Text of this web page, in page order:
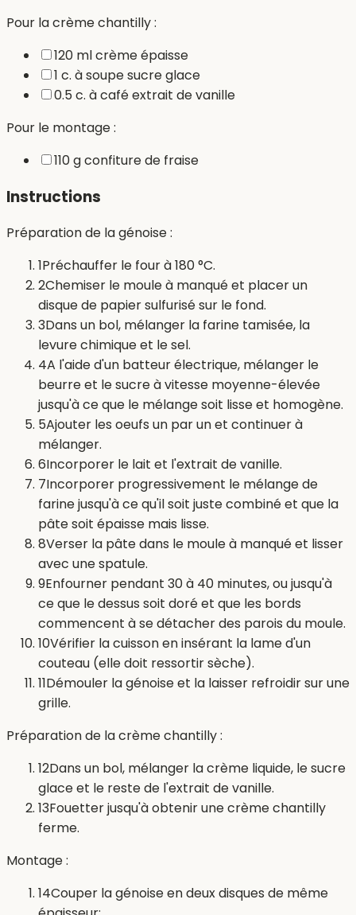
Pour la crème chantilly :
120 ml crème épaisse
1 c. à soupe sucre glace
0.5 c. à café extrait de vanille
Pour le montage :
110 g confiture de fraise
Instructions
Préparation de la génoise :
1Préchauffer le four à 180 °C.
2Chemiser le moule à manqué et placer un
disque de papier sulfurisé sur le fond.
3Dans un bol, mélanger la farine tamisée, la
levure chimique et le sel.
4A l'aide d'un batteur électrique, mélanger le
beurre et le sucre à vitesse moyenne-élevée
jusqu'à ce que le mélange soit lisse et homogène.
5Ajouter les oeufs un par un et continuer à
mélanger.
6Incorporer le lait et l'extrait de vanille.
7Incorporer progressivement le mélange de
farine jusqu'à ce qu'il soit juste combiné et que la
pâte soit épaisse mais lisse.
8Verser la pâte dans le moule à manqué et lisser
avec une spatule.
9Enfourner pendant 30 à 40 minutes, ou jusqu'à
ce que le dessus soit doré et que les bords
commencent à se détacher des parois du moule.
10Vérifier la cuisson en insérant la lame d'un
couteau (elle doit ressortir sèche).
11Démouler la génoise et la laisser refroidir sur une
grille.
Préparation de la crème chantilly :
12Dans un bol, mélanger la crème liquide, le sucre
glace et le reste de l'extrait de vanille.
13Fouetter jusqu'à obtenir une crème chantilly
ferme.
Montage :
14Couper la génoise en deux disques de même